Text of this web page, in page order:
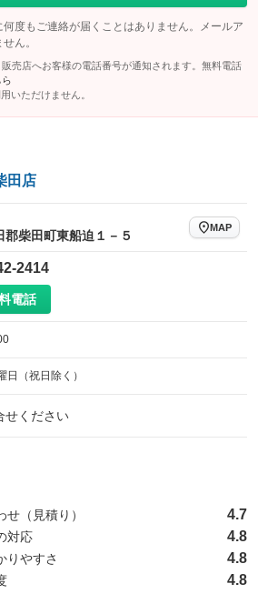
度もご連絡が届くことはありません。メールア
ん。
売店へお客様の電話番号が通知されます。無料電話
ら
いただけません。
田店
郡柴田町東船迫１－５
MAP
2414
電話
日（祝日除く）
せください
満点中）
せ（見積り） 4.7
対応 4.8
りやすさ 4.8
4.8